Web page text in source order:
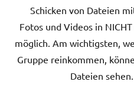
Schicken von Dateien
Fotos und Videos in
möglich. Am wichtigsten,
Gruppe reinkommen,
Dateien